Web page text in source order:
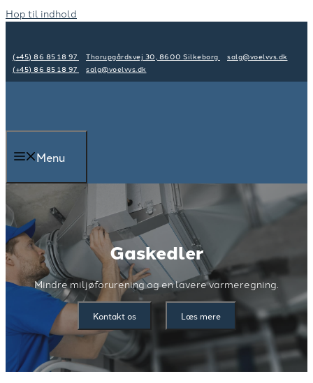
Hop til indhold
(+45) 86 85 18 97 Thorupgårdsvej 30, 8600 Silkeborg
salg@voelvvs.dk
(+45) 86 85 18 97
salg@voelvvs.dk
Menu
Gaskedler
Mindre miljøforurening og en lavere varmeregning.​
Kontakt os Læs mere